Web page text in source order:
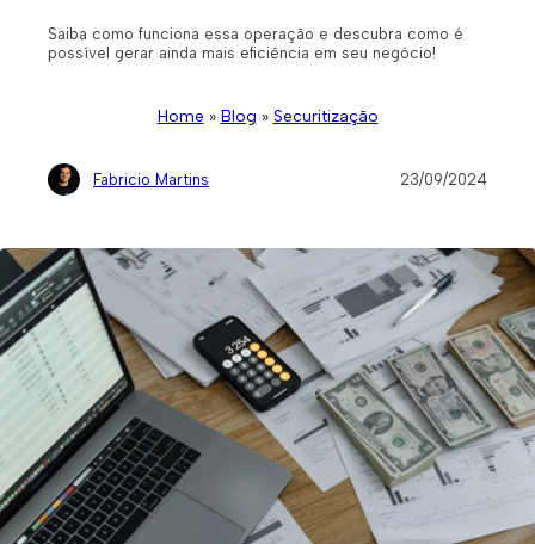
Saiba como funciona essa operação e descubra como é
possível gerar ainda mais eficiência em seu negócio!
Home » Blog » Securitização
Fabricio Martins 23/09/2024